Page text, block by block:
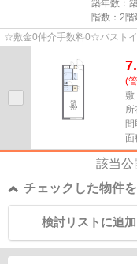
築年数：
階数：2階
☆敷金0仲介手数料0☆バスト
(
敷
所
間
面
該当公
チェックした物件
検討リストに追加